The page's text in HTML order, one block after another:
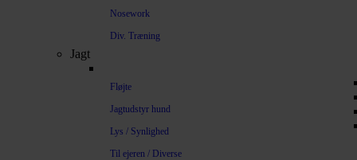
Nosework
Div. Træning
Jagt
Fløjte
Jagtudstyr hund
Lys / Synlighed
Til ejeren / Diverse